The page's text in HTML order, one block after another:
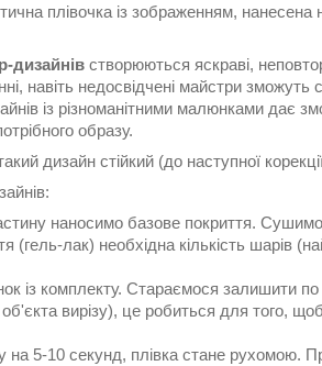
плівочка із зображенням, нанесена
дизайнів створюються яскраві,
навіть недосвідчені майстри
із різноманітними малюнками дає
образу.
дизайн стійкий (до наступної
наносимо базове покриття.
лак) необхідна кількість шарів
із комплекту. Стараємося залишити
об'єкта вирізу), це робиться для того,
на 5-10 секунд, плівка стане рухомою.